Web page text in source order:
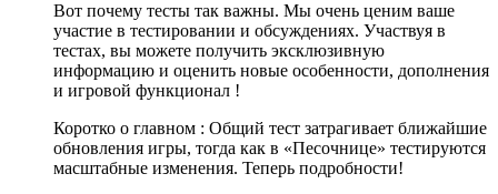
Вот почему тесты так важны. Мы очень ценим ваше
участие в тестировании и обсуждениях. Участвуя в
тестах, вы можете получить эксклюзивную
информацию и оценить новые особенности, дополнения
и игровой функционал !
Коротко о главном : Общий тест затрагивает ближайшие
обновления игры, тогда как в «Песочнице» тестируются
масштабные изменения. Теперь подробности!